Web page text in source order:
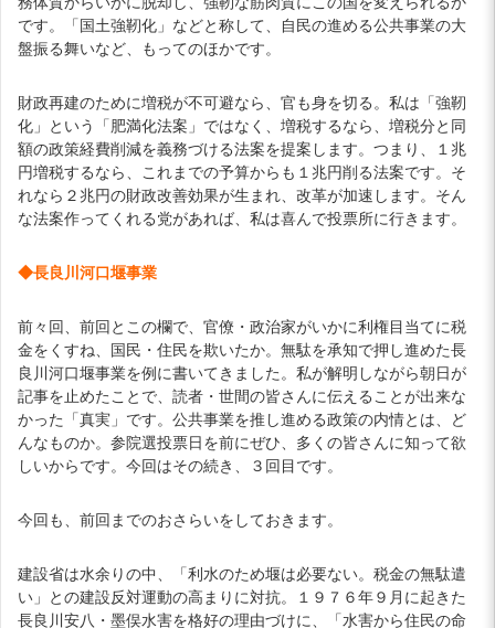
です。「国土強靭化」などと称して、自民の進める公共事業の大
盤振る舞いなど、もってのほかです。
財政再建のために増税が不可避なら、官も身を切る。私は「強靭
化」という「肥満化法案」ではなく、増税するなら、増税分と同
額の政策経費削減を義務づける法案を提案します。つまり、１兆
円増税するなら、これまでの予算からも１兆円削る法案です。そ
れなら２兆円の財政改善効果が生まれ、改革が加速します。そん
な法案作ってくれる党があれば、私は喜んで投票所に行きます。
◆長良川河口堰事業
前々回、前回とこの欄で、官僚・政治家がいかに利権目当てに税
金をくすね、国民・住民を欺いたか。無駄を承知で押し進めた長
良川河口堰事業を例に書いてきました。私が解明しながら朝日が
記事を止めたことで、読者・世間の皆さんに伝えることが出来な
かった「真実」です。公共事業を推し進める政策の内情とは、ど
んなものか。参院選投票日を前にぜひ、多くの皆さんに知って欲
しいからです。今回はその続き、３回目です。
今回も、前回までのおさらいをしておきます。
建設省は水余りの中、「利水のため堰は必要ない。税金の無駄遣
い」との建設反対運動の高まりに対抗。１９７６年９月に起きた
長良川安八・墨俣水害を格好の理由づけに、「水害から住民の命